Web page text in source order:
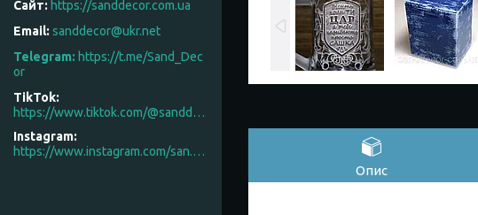
Опис
https://sanddecor.com.ua
sanddecor@ukr.net
https://t.me/Sand_Dec
or
TikTok
https://www.tiktok.com/@sanddecor.com.ua
Instagram
https://www.instagram.com/san.d.decor/